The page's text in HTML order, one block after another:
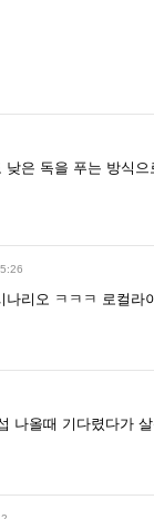
은 독을 푸는 방식으
리오 ㅋㅋㅋ 로컬라
나올때 기다렸다가 살